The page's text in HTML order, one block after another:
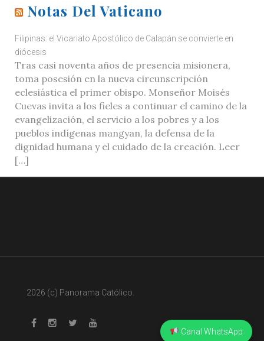
Notas Del Vaticano
Filipinas: el Vicariato Apostólico de Calapán se convierte en
diócesis
Tras casi noventa años de presencia misionera,
toma posesión en la nueva circunscripción
eclesiástica el primer obispo. Monseñor Moisés
Cuevas invita a los fieles a continuar el camino de la
evangelización, el servicio a los pobres y a los
pueblos indígenas mangyan, la defensa de la
dignidad humana y el cuidado de la creación. Leer
[…]
Canal WhatsApp
2026 (c) Panorama Católico.